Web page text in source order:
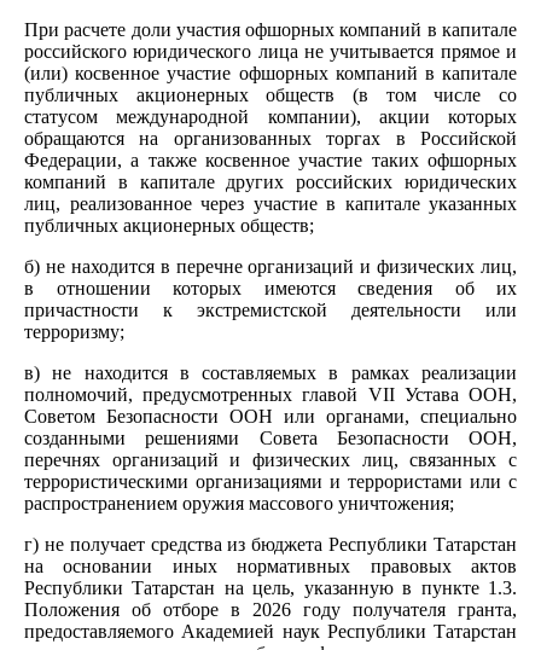
При расчете доли участия офшорных компаний в капитале
российского юридического лица не учитывается прямое и
(или) косвенное участие офшорных компаний в капитале
публичных акционерных обществ (в том числе со
статусом международной компании), акции которых
обращаются на организованных торгах в Российской
Федерации, а также косвенное участие таких офшорных
компаний в капитале других российских юридических
лиц, реализованное через участие в капитале указанных
публичных акционерных обществ;
б) не находится в перечне организаций и физических лиц,
в отношении которых имеются сведения об их
причастности к экстремистской деятельности или
терроризму;
в) не находится в составляемых в рамках реализации
полномочий, предусмотренных главой VII Устава ООН,
Советом Безопасности ООН или органами, специально
созданными решениями Совета Безопасности ООН,
перечнях организаций и физических лиц, связанных с
террористическими организациями и террористами или с
распространением оружия массового уничтожения;
г) не получает средства из бюджета Республики Татарстан
на основании иных нормативных правовых актов
Республики Татарстан на цель, указанную в пункте 1.3.
Положения об отборе в 2026 году получателя гранта,
предоставляемого Академией наук Республики Татарстан